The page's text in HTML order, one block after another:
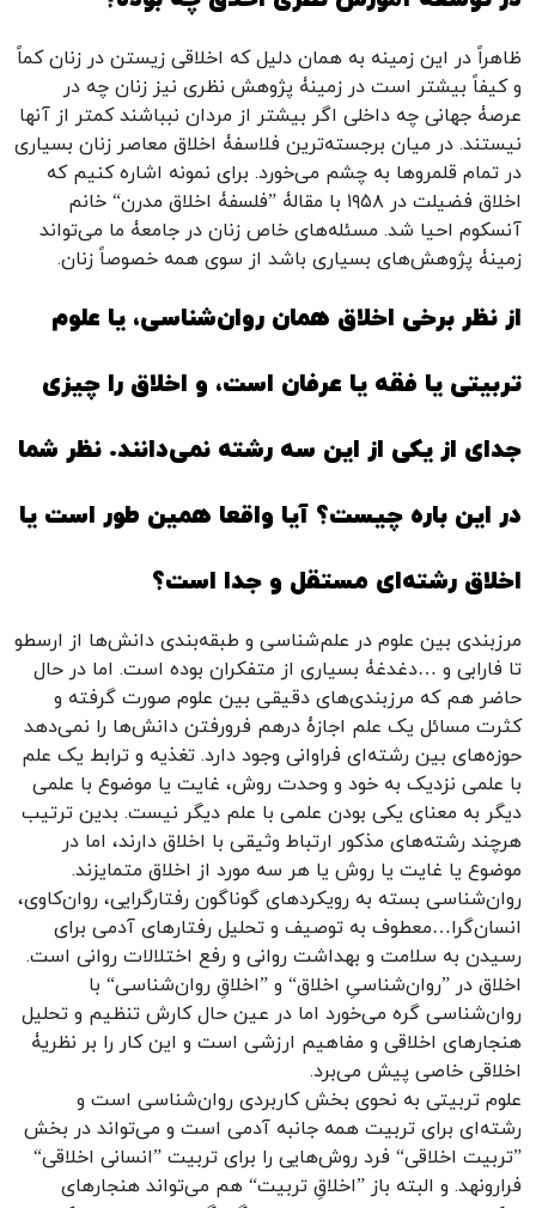
ظاهراً در این زمینه به همان دلیل که اخلاقی زیستن در زنان کماً
و کیفاً بیشتر است در زمینۀ پژوهش نظری نیز زنان چه در
عرصۀ جهانی چه داخلی اگر بیشتر از مردان نبباشند کمتر از آنها
نیستند. در میان برجسته‌ترین فلاسفۀ اخلاق معاصر زنان بسیاری
در تمام قلمروها به چشم می‌خورد. برای نمونه اشاره کنیم که
اخلاق فضیلت در ۱۹۵۸ با مقالۀ ”فلسفۀ اخلاق مدرن“ خانم
آنسکوم احیا شد. مسئله‌های خاص زنان در جامعۀ ما می‌تواند
زمینۀ پژوهش‌های بسیاری باشد از سوی همه خصوصاً زنان.
از نظر برخی اخلاق همان روان‌شناسی، یا علوم
تربیتی یا فقه یا عرفان است، و اخلاق را چیزی
جدای از یکی از این سه رشته نمی‌دانند. نظر شما
در این باره چیست؟ آیا واقعا همین طور است یا
اخلاق رشته‌ای مستقل و جدا است؟
مرزبندی بین علوم در علم‌شناسی و طبقه‌بندی دانش‌ها از ارسطو
تا فارابی و …دغدغۀ بسیاری از متفکران بوده است. اما در حال
حاضر هم که مرزبندی‌های دقیقی بین علوم صورت گرفته و
کثرت مسائل یک علم اجازۀ درهم فرورفتن دانش‌ها را نمی‌دهد
حوزه‌های بین رشته‌ای فراوانی وجود دارد. تغذیه و ترابط یک علم
با علمی نزدیک به خود و وحدت روش، غایت یا موضوع با علمی
دیگر به معنای یکی بودن علمی با علم دیگر نیست. بدین ترتیب
هرچند رشته‌های مذکور ارتباط وثیقی با اخلاق دارند، اما در
موضوع یا غایت یا روش یا هر سه مورد از اخلاق متمایزند.
روان‌شناسی بسته به رویکردهای گوناگون رفتارگرایی، روان‌کاوی،
انسان‌گرا…معطوف به توصیف و تحلیل رفتارهای آدمی برای
رسیدن به سلامت و بهداشت روانی و رفع اختلالات روانی است.
اخلاق در ”روان‌شناسیِ اخلاق“ و ”اخلاقِ روان‌شناسی“ با
روان‌شناسی گره می‌خورد اما در عین حال کارش تنظیم و تحلیل
هنجارهای اخلاقی و مفاهیم ارزشی است و این کار را بر نظریۀ
اخلاقی خاصی پیش می‌برد.
علوم تربیتی به نحوی بخش کاربردی روان‌شناسی است و
رشته‌ای برای تربیت همه جانبه آدمی است و می‌تواند در بخش
”تربیت اخلاقی“ فرد روش‌هایی را برای تربیت ”انسانی اخلاقی“
فرارونهد. و البته باز ”اخلاقِ تربیت“ هم می‌تواند هنجارهای